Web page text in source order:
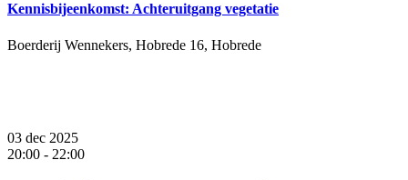
Kennisbijeenkomst: Achteruitgang vegetatie
Boerderij Wennekers, Hobrede 16, Hobrede
03 dec 2025
20:00 - 22:00